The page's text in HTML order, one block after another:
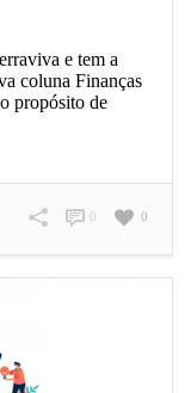
e tem a
coluna Finanças
propósito de
0
0